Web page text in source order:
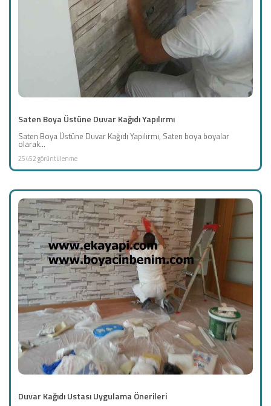
Saten Boya Üstüne Duvar Kağıdı Yapılırmı
Saten Boya Üstüne Duvar Kağıdı Yapılırmı, Saten boya boyalar
olarak...
25452 görüntülenme
Duvar Kağıdı Ustası Uygulama Önerileri